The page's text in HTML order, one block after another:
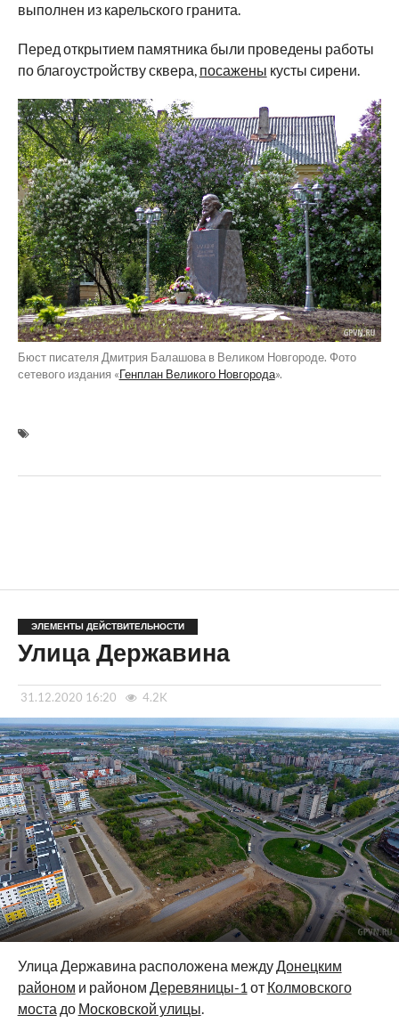
выполнен из карельского гранита.
Перед открытием памятника были проведены работы
по благоустройству сквера, посажены кусты сирени.
Бюст писателя Дмитрия Балашова в Великом Новгороде. Фото
сетевого издания «Генплан Великого Новгорода».
ЭЛЕМЕНТЫ ДЕЙСТВИТЕЛЬНОСТИ
Улица Державина
31.12.2020 16:20 4.2K
Улица Державина расположена между Донецким
районом и районом Деревяницы-1 от Колмовского
моста до Московской улицы